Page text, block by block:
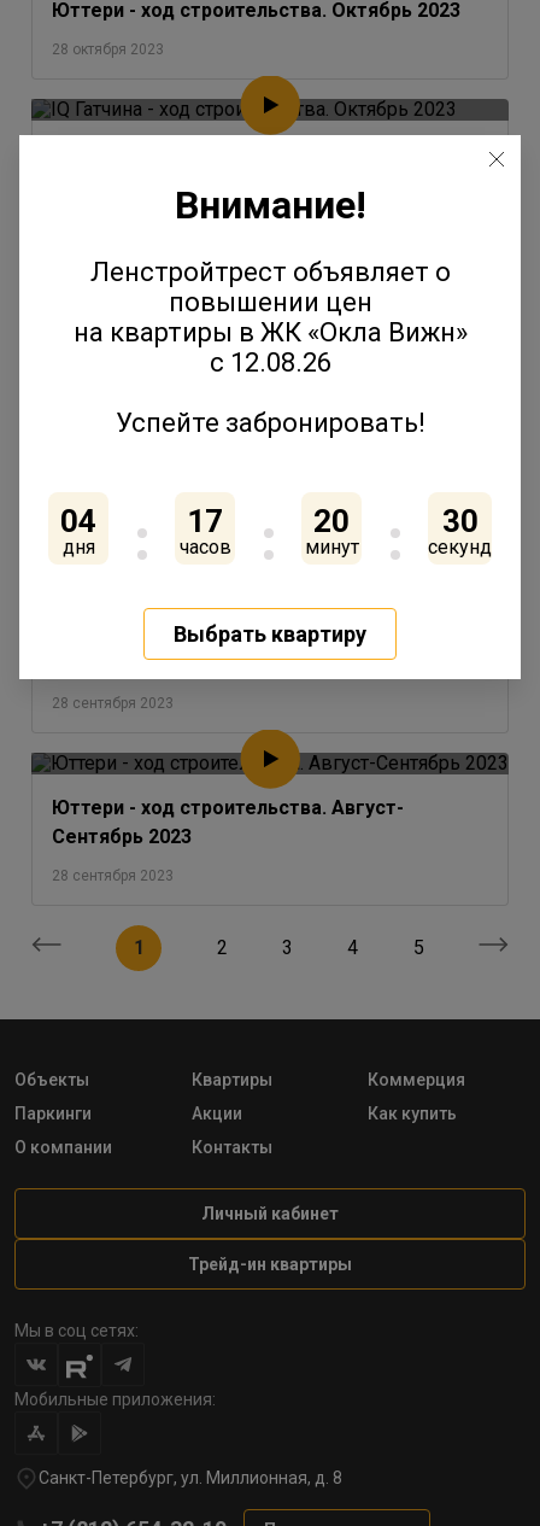
Юттери - ход строительства. Октябрь 2023
28 октября 2023
Окла - ход строительства. Октябрь 2023
28 октября 2023
Янила - ход строительства. Август-
28 сентября 2023
IQ Гатчина - ход строительства. Август-
Сентябрь 2023
28 сентября 2023
Юттери - ход строительства. Август-
Сентябрь 2023
28 сентября 2023
1 2 3 4 5
Объекты Квартиры
Коммерция
Паркинги
Акции
Как купить
О компании
Контакты
Личный кабинет
Трейд-ин квартиры
Мы в соц сетях:
Мобильные приложения:
Санкт-Петербург, ул. Миллионная, д. 8
Внимание!
Ленстройтрест объявляет о
повышении цен
на квартиры в ЖК «Окла Вижн»
с 12.08.26
Успейте забронировать!
04
дня
17
часов
20
минут
30
секунд
Выбрать квартиру